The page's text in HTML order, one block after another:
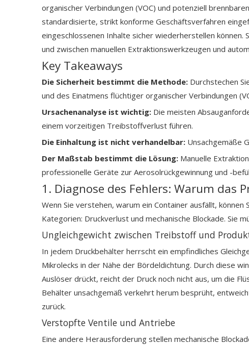
organischer Verbindungen (VOC) und potenziell
standardisierte, strikt konforme Geschäftsverfahren
eingeschlossenen Inhalte sicher wiederherstellen
und zwischen manuellen Extraktionswerkzeugen und
Key Takeaways
Die Sicherheit bestimmt die Methode: Durchstechen
und des Einatmens flüchtiger organischer Verbindungen
Ursachenanalyse ist wichtig: Die meisten
einem vorzeitigen Treibstoffverlust führen.
Die Einhaltung ist nicht verhandelbar: Unsachgemäße
Der Maßstab bestimmt die Lösung: Manuelle
professionelle Geräte zur Aerosolrückgewinnung und -
1. Diagnose des Fehlers: Warum das
Wenn Sie verstehen, warum ein Container ausfällt,
Kategorien: Druckverlust und mechanische Blockade. Sie
Ungleichgewicht zwischen Treibstoff und
In jedem Druckbehälter herrscht ein empfindliches
Mikrolecks in der Nähe der Bördeldichtung. Durch diese
Auslöser drückt, reicht der Druck noch nicht aus, um die
Behälter unsachgemäß verkehrt herum besprüht,
zurück.
Verstopfte Ventile und Antriebe
Eine andere Herausforderung stellen mechanische